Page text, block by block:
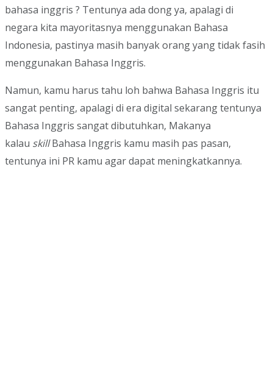
bahasa inggris ? Tentunya ada dong ya, apalagi di
negara kita mayoritasnya menggunakan Bahasa
Indonesia, pastinya masih banyak orang yang tidak fasih
menggunakan Bahasa Inggris.
Namun, kamu harus tahu loh bahwa Bahasa Inggris itu
sangat penting, apalagi di era digital sekarang tentunya
Bahasa Inggris sangat dibutuhkan, Makanya
kalau skillBahasa Inggris kamu masih pas pasan,
tentunya ini PR kamu agar dapat meningkatkannya.